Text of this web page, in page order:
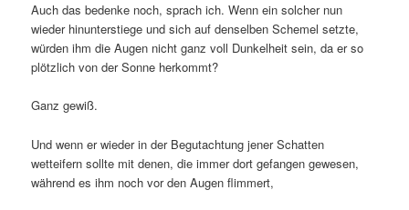
Auch das bedenke noch, sprach ich. Wenn ein solcher nun
wieder hinunterstiege und sich auf denselben Schemel setzte,
würden ihm die Augen nicht ganz voll Dunkelheit sein, da er so
plötzlich von der Sonne herkommt?
Ganz gewiß.
Und wenn er wieder in der Begutachtung jener Schatten
wetteifern sollte mit denen, die immer dort gefangen gewesen,
während es ihm noch vor den Augen flimmert,